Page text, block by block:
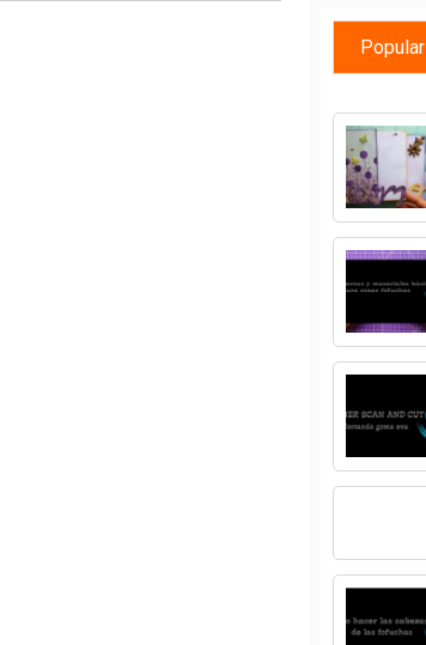
Popular